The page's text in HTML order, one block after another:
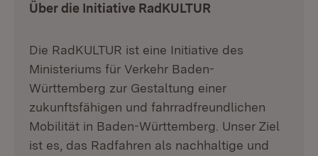
Über die Initiative RadKULTUR
Die RadKULTUR ist eine Initiative des
Ministeriums für Verkehr Baden-
Württemberg zur Gestaltung einer
zukunftsfähigen und fahrradfreundlichen
Mobilität in Baden-Württemberg. Unser Ziel
ist es, das Radfahren als nachhaltige und